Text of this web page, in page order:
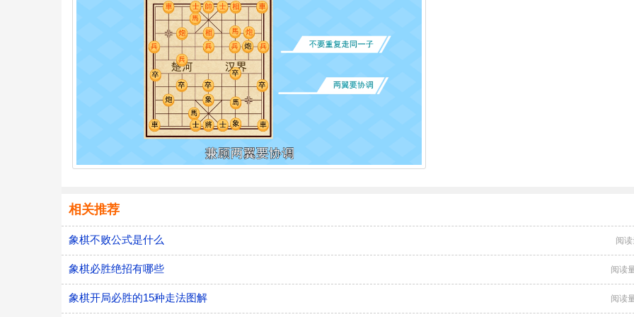
相关推荐
象棋不败公式是什么 阅
象棋必胜绝招有哪些 阅读
象棋开局必胜的15种走法图解 阅读